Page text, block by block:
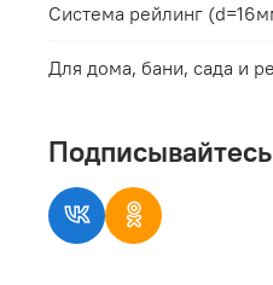
Система рейлинг
Для дома, бани, сада и
Подписывайтесь